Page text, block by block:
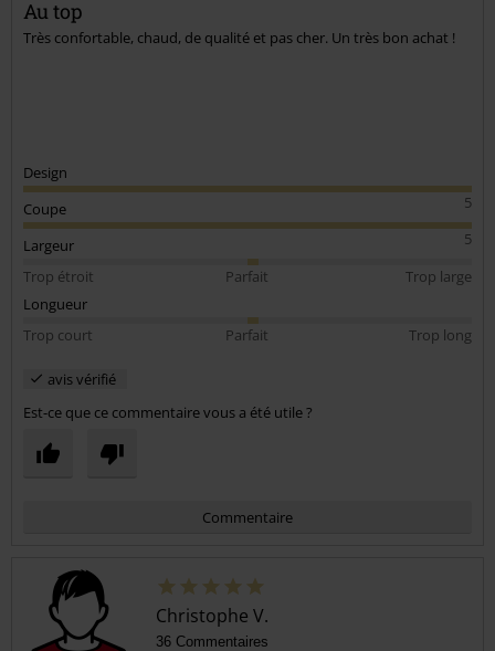
Envoyer le commentaire
Au top
Très confortable, chaud, de qualité et pas cher. Un très bon achat !
Design
5
Coupe
5
Largeur
Trop étroit
Parfait
Trop large
Longueur
Trop court
Parfait Trop long
avis vérifié
Est-ce que ce commentaire vous a été utile ?
Commentaire
Christophe V.
36 Commentaires